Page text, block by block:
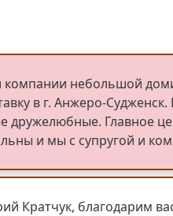
компании небольшой
в г. Анжеро-
дружелюбные. Главное
и мы с супругой и
Кратчук, благодарим